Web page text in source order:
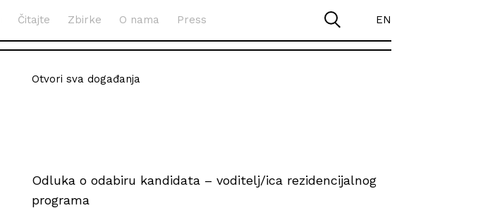
Čitajte Zbirke O nama Press EN
Otvori sva događanja
Odluka o odabiru kandidata – voditelj/ica rezidencijalnog
programa